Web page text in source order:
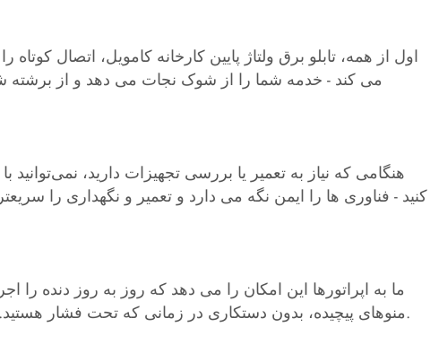
اول از همه، تابلو برق ولتاژ پایین کارخانه کامویل، اتصال
می کند - خدمه شما را از شوک نجات می دهد و از برشته
هنگامی که نیاز به تعمیر یا بررسی تجهیزات دارید،
کنید - فناوری ها را ایمن نگه می دارد و تعمیر و نگهداری را
منوهای پیچیده، بدون دستکاری در زمانی که تحت فشار هستید. برای هر کسی که خواهان یک قطعه دنده است که هم کنترل و هم محافظت را انجام دهد، این یک معامله واقعی است.